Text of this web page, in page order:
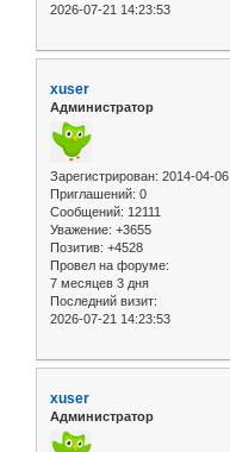
2026-07-21 14:23:53
xuser
Администратор
Зарегистрирован: 2014-04-06
Приглашений: 0
Сообщений: 12111
Уважение: +3655
Позитив: +4528
Провел на форуме:
7 месяцев 3 дня
Последний визит:
2026-07-21 14:23:53
xuser
Администратор